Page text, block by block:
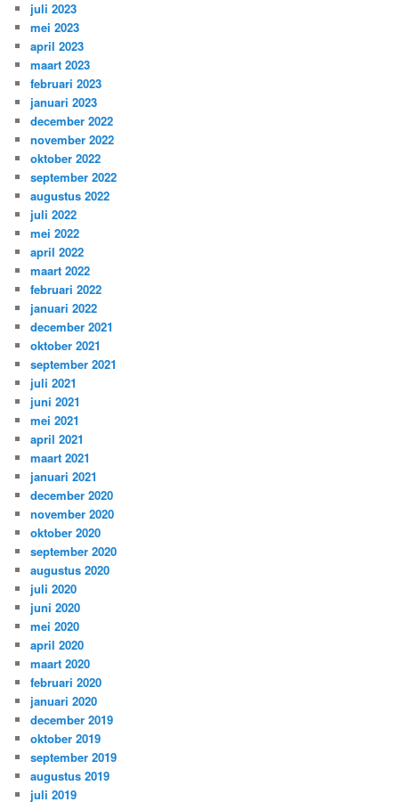
juli 2023
mei 2023
april 2023
maart 2023
februari 2023
januari 2023
december 2022
november 2022
oktober 2022
september 2022
augustus 2022
juli 2022
mei 2022
april 2022
maart 2022
februari 2022
januari 2022
december 2021
oktober 2021
september 2021
juli 2021
juni 2021
mei 2021
april 2021
maart 2021
januari 2021
december 2020
november 2020
oktober 2020
september 2020
augustus 2020
juli 2020
juni 2020
mei 2020
april 2020
maart 2020
februari 2020
januari 2020
december 2019
oktober 2019
september 2019
augustus 2019
juli 2019